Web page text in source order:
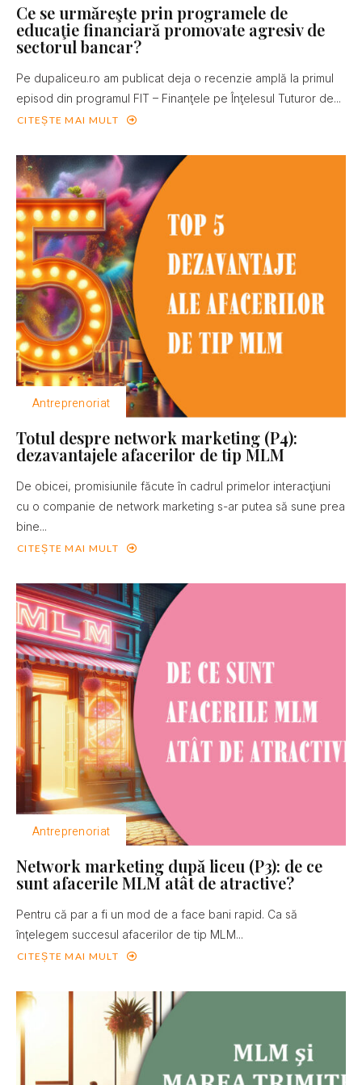
Ce se urmăreşte prin programele de
educaţie financiară promovate agresiv de
sectorul bancar?
Pe dupaliceu.ro am publicat deja o recenzie amplă la primul
episod din programul FIT – Finanţele pe Înţelesul Tuturor de...
CITEȘTE MAI MULT
Antreprenoriat
Totul despre network marketing (P4):
dezavantajele afacerilor de tip MLM
De obicei, promisiunile făcute în cadrul primelor interacţiuni
cu o companie de network marketing s-ar putea să sune prea
bine...
CITEȘTE MAI MULT
Antreprenoriat
Network marketing după liceu (P3): de ce
sunt afacerile MLM atât de atractive?
Pentru că par a fi un mod de a face bani rapid. Ca să
înţelegem succesul afacerilor de tip MLM...
CITEȘTE MAI MULT